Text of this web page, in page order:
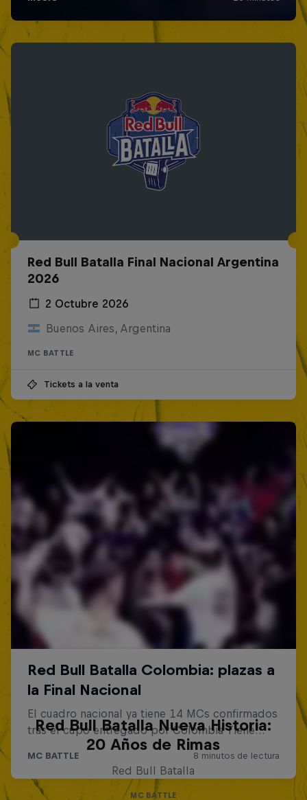
Red Bull Batalla Final Nacional Argentina
2026
2 Octubre 2026
Buenos Aires, Argentina
MC BATTLE
Tickets a la venta
Red Bull Batalla Nueva Historia:
20 Años de Rimas
Red Bull Batalla
MC BATTLE